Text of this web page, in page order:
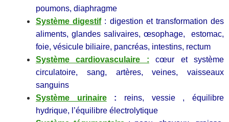
poumons, diaphragme
Système digestif : digestion et transformation des
aliments, glandes salivaires, œsophage, estomac,
foie, vésicule biliaire, pancréas, intestins, rectum
Système cardiovasculaire : cœur et système
circulatoire, sang, artères, veines, vaisseaux
sanguins
Système urinaire: reins, vessie , équilibre
hydrique, l’équilibre électrolytique